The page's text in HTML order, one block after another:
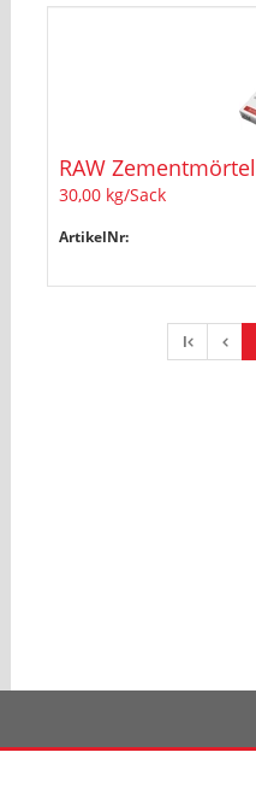
RAW Zementmörtel
30,00 kg/Sack
ArtikelNr:
l